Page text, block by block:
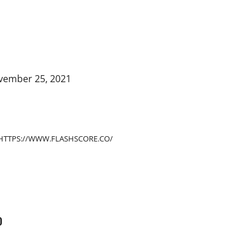
25, 2021
WWW.FLASHSCORE.CO/